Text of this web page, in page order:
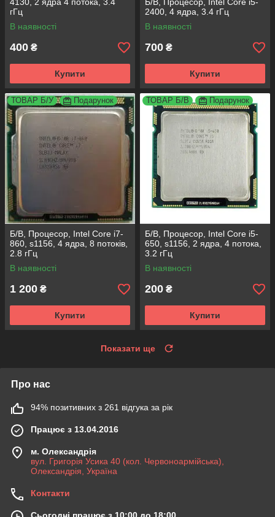
4130, 2 ядра 4 потока, 3.4
гГц
В наявності
400 ₴
Купити
Б/В, Процесор, Intel Core i5-
2400, 4 ядра, 3.4 гГц
В наявності
700 ₴
Купити
ТОВАР Б/У Подарунок
Б/В, Процесор, Intel Core i7-
860, s1156, 4 ядра, 8 потоків,
2.8 гГц
В наявності
1 200 ₴
Купити
ТОВАР Б/В Подарунок
Б/В, Процесор, Intel Core i5-
650, s1156, 2 ядра, 4 потока,
3.2 гГц
В наявності
200 ₴
Купити
Показати ще
Про нас
94% позитивних з 261 відгука за рік
Працює з 13.04.2016
м. Олександрія
вул. Григорія Усика 40 (кол. Червоноармійська),
Олександрія, Україна
Контакти